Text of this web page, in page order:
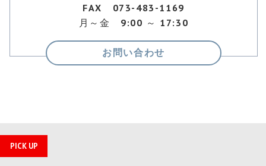
FAX 073-483-1169
月～金 9:00 ～ 17:30
お問い合わせ
PICK UP